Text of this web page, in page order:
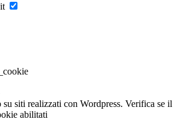
siti realizzati con Wordpress. Verifica se il
abilitati